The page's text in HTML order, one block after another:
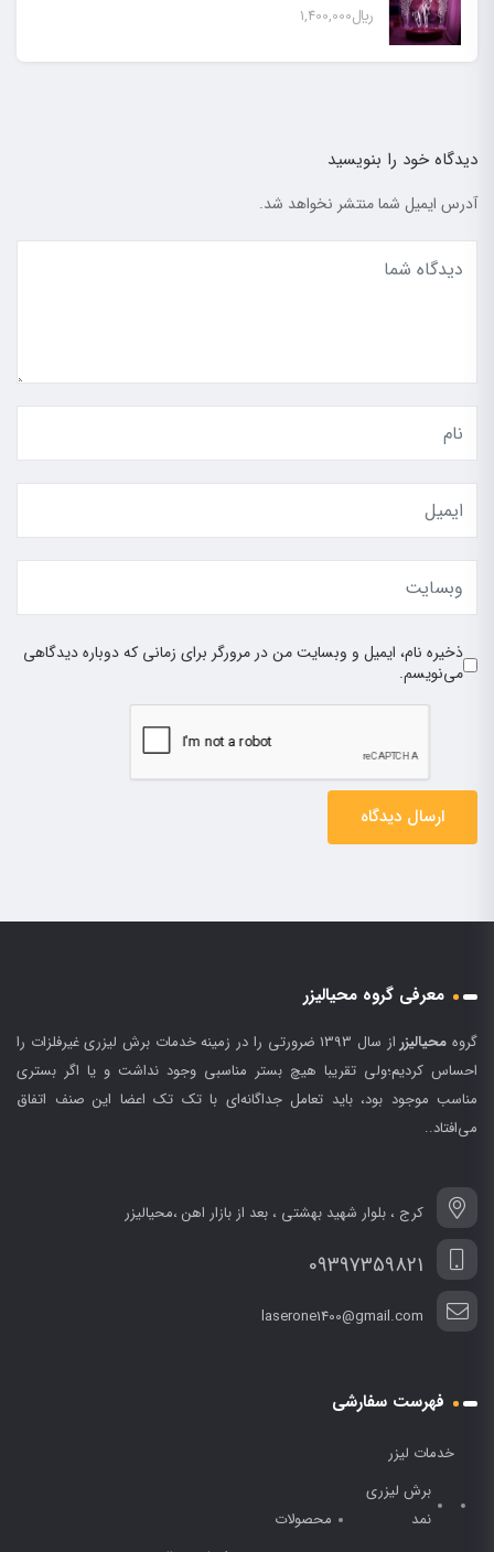
﷼1,400,000
دیدگاه خود را بنویسید
آدرس ایمیل شما منتشر نخواهد شد.
ذخیره نام، ایمیل و وبسایت من در مرورگر برای زمانی که دوباره دیدگاهی
می‌نویسم.
معرفی گروه محیالیزر
گروه محیالیزر
از سال 1393 ضرورتی را در زمینه خدمات برش لیزری غیرفلزات را
احساس کردیم؛ولی تقریبا هیچ بستر مناسبی وجود نداشت و یا اگر بستری
مناسب موجود بود، باید تعامل جداگانه‌ای با تک تک اعضا این صنف اتفاق
می‌افتاد..
کرج ، بلوار شهید بهشتی ، بعد از بازار اهن ،محیالیزر
09397359821
laserone1400@gmail.com
فهرست سفارشی
خدمات لیزر
برش لیزری
نمد
محصولات